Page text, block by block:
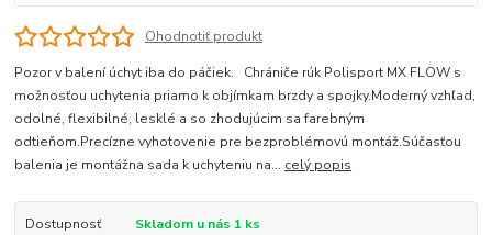
Ohodnotiť produkt
Pozor v balení úchyt iba do páčiek. Chrániče rúk Polisport MX FLOW s
možnosťou uchytenia priamo k objímkam brzdy a spojky.Moderný vzhľad,
odolné, flexibilné, lesklé a so zhodujúcim sa farebným
odtieňom.Precízne vyhotovenie pre bezproblémovú montáž.Súčasťou
balenia je montážna sada k uchyteniu na... celý popis
Dostupnosť
Skladom u nás 1 ks